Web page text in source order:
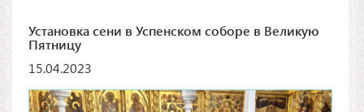
Установка сени в Успенском соборе в Великую
Пятницу
15.04.2023